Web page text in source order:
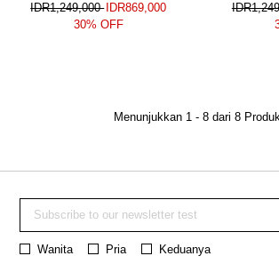
IDR1,249,000 IDR869,000
30% OFF
Menunjukkan 1- 8dari 8
Wanita Pria Keduanya